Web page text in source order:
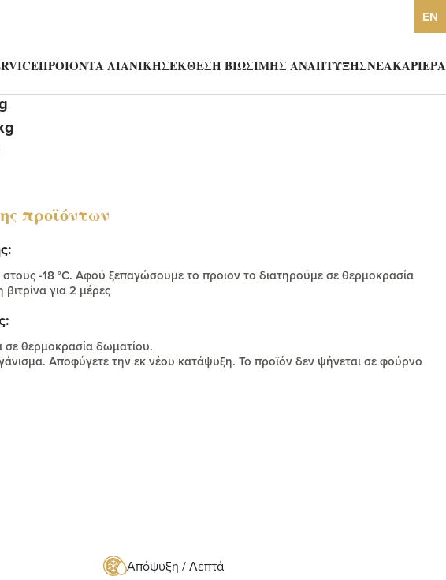
EN
ΠΡΟΙΟΝΤΑ ΛΙΑΝΙΚΗΣΕΚΘΕΣΗ ΒΙΩΣΙΜΗΣ ΑΝΑΠΤΥΞΗΣΝΕΑΚΑΡΙΕΡΑ
προϊόντων
-18 °C. Αφού ξεπαγώσουμε το προιον το διατηρούμε σε θερμοκρασία
για 2 μέρες
θερμοκρασία δωματίου.
Αποφύγετε την εκ νέου κατάψυξη. Το προϊόν δεν ψήνεται σε φούρνο
Απόψυξη / Λεπτά